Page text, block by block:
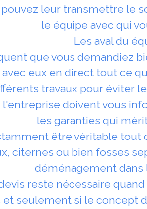
leur transmettre le
le équipe avec qui
Les aval du
que vous demandiez
eux en direct tout ce
travaux pour éviter
doivent vous
les garanties qui
être véritable
citernes ou bien fosses
déménagement dans
devis reste nécessaire
et seulement si le concept